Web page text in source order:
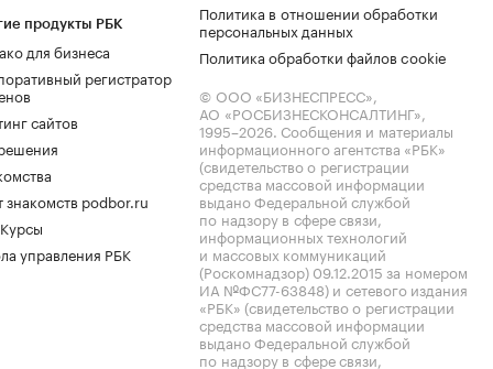
продукты РБК
для бизнеса
регистратор
сайтов
знакомств podbor.ru
управления РБК
Политика в отношении обработки
персональных данных
Политика обработки файлов cookie
© ООО «БИЗНЕСПРЕСС»,
АО «РОСБИЗНЕСКОНСАЛТИНГ»,
1995–2026. Сообщения и материалы
информационного агентства «РБК»
(свидетельство о регистрации
средства массовой информации
выдано Федеральной службой
по надзору в сфере связи,
информационных технологий
и массовых коммуникаций
(Роскомнадзор) 09.12.2015 за номером
ИА №ФС77-63848) и сетевого издания
«РБК» (свидетельство о регистрации
средства массовой информации
выдано Федеральной службой
по надзору в сфере связи,